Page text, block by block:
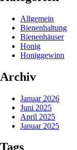
Allgemein
Bienenhaltung
Bienenhäuser
Honig
Honiggewinn
Archiv
Januar 2026
Juni 2025
April 2025
Januar 2025
Tags